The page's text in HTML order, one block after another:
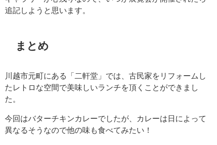
追記しようと思います。
まとめ
川越市元町にある「二軒堂」では、古民家をリフォームし
たレトロな空間で美味しいランチを頂くことができまし
た。
今回はバターチキンカレーでしたが、カレーは日によって
異なるそうなので他の味も食べてみたい！